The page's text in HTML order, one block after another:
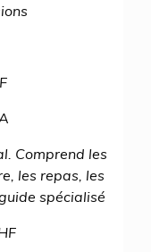
Comprend les
les repas, les
spécialisé